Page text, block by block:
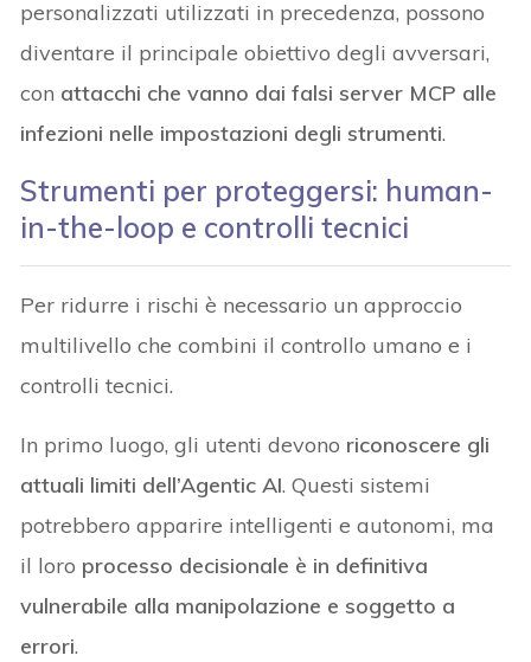
personalizzati utilizzati in precedenza, possono
diventare il principale obiettivo degli avversari,
con attacchi che vanno dai falsi server MCP alle
infezioni nelle impostazioni degli strumenti.
Strumenti per proteggersi: human-
in-the-loop e controlli tecnici
Per ridurre i rischi è necessario un approccio
multilivello che combini il controllo umano e i
controlli tecnici.
In primo luogo, gli utenti devono riconoscere gli
attuali limiti dell’Agentic AI. Questi sistemi
potrebbero apparire intelligenti e autonomi, ma
il loro processo decisionale è in definitiva
vulnerabile alla manipolazione e soggetto a
errori.